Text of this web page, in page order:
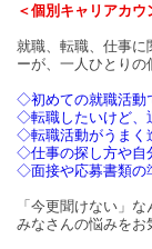
＜個別キャリアカウ
就職、転職、仕事に
ーが、一人ひとりの
◇初めての就職活動
◇転職したいけど、
◇転職活動がうまく
◇仕事の探し方や自
◇面接や応募書類の
「今更聞けない」
みなさんの悩みをお